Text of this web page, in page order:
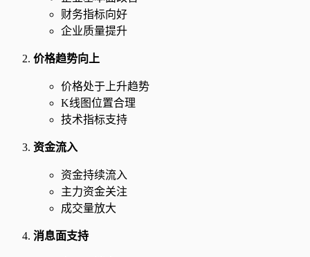
财务指标向好
企业质量提升
价格趋势向上
价格处于上升趋势
K线图位置合理
技术指标支持
资金流入
资金持续流入
主力资金关注
成交量放大
消息面支持